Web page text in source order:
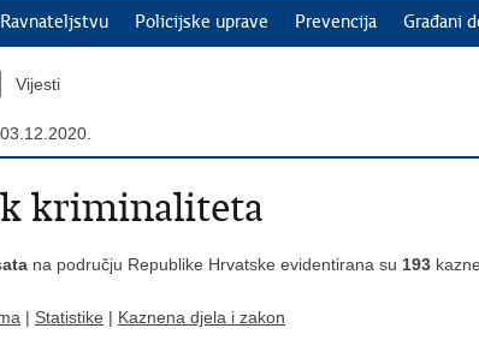
Policijske uprave Prevencija Građani
Vijesti
kriminaliteta
na području Republike Hrvatske evidentirana su 193
| Statistike | Kaznena djela i zakon